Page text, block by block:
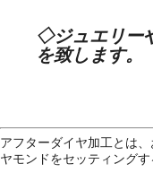
◇ジュエリー
を致します。
アフターダイヤ加工とは
ヤモンドをセッティングす